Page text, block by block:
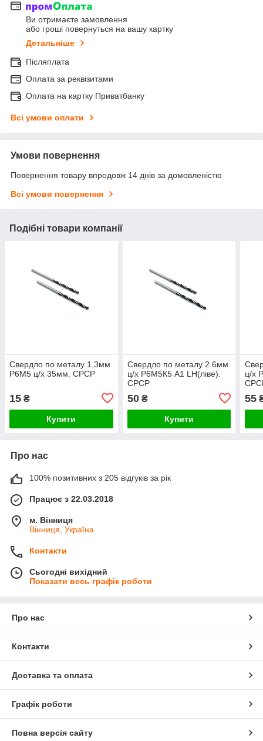
Ви отримаєте замовлення
або гроші повернуться на вашу картку
Детальніше
Післяплата
Оплата за реквізитами
Оплата на картку Приватбанку
Всі умови оплати
Умови повернення
Повернення товару впродовж 14 днів за домовленістю
Всі умови повернення
Подібні товари компанії
Свердло по металу 1,3мм
Р6М5 ц/х 35мм. СРСР
15 ₴
Купити
Свердло по металу 2.6мм
ц/х Р6М5К5 А1 LH(ліве).
СРСР
50₴
Купити
ц/х
55
Про нас
100% позитивних з 205 відгуків за рік
Працює з 22.03.2018
м. Вінниця
Вінниця, Україна
Контакти
Сьогодні вихідний
Показати весь графік роботи
Про нас
Контакти
Доставка та оплата
Графік роботи
Повна версія сайту